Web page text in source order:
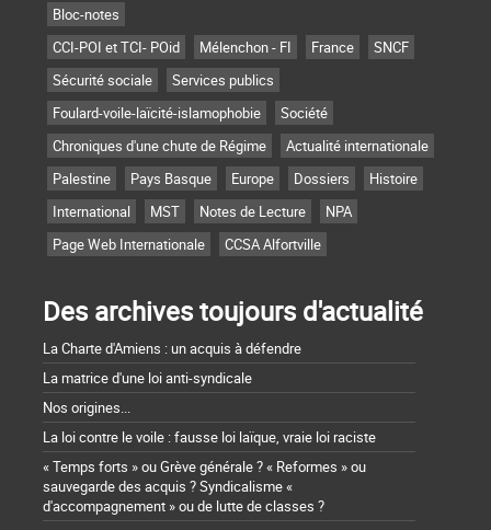
Bloc-notes
CCI-POI et TCI- POid
Mélenchon - FI France
SNCF
Sécurité sociale
Services publics
Foulard-voile-laïcité-islamophobie
Société
Chroniques d'une chute de Régime
Actualité internationale
Palestine
Pays Basque Europe Dossiers
Histoire
International
MST Notes de Lecture
NPA
Page Web Internationale
CCSA Alfortville
Des archives toujours d'actualité
La Charte d'Amiens : un acquis à défendre
La matrice d'une loi anti-syndicale
Nos origines...
La loi contre le voile : fausse loi laïque, vraie loi raciste
« Temps forts » ou Grève générale ? « Reformes » ou
sauvegarde des acquis ? Syndicalisme «
d'accompagnement » ou de lutte de classes ?